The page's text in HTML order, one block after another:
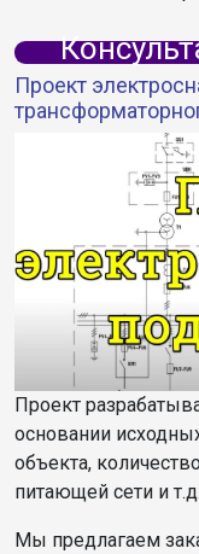
Проект
Проект
основании
объекта,
питающей сети и т.д.
Мы предлагаем